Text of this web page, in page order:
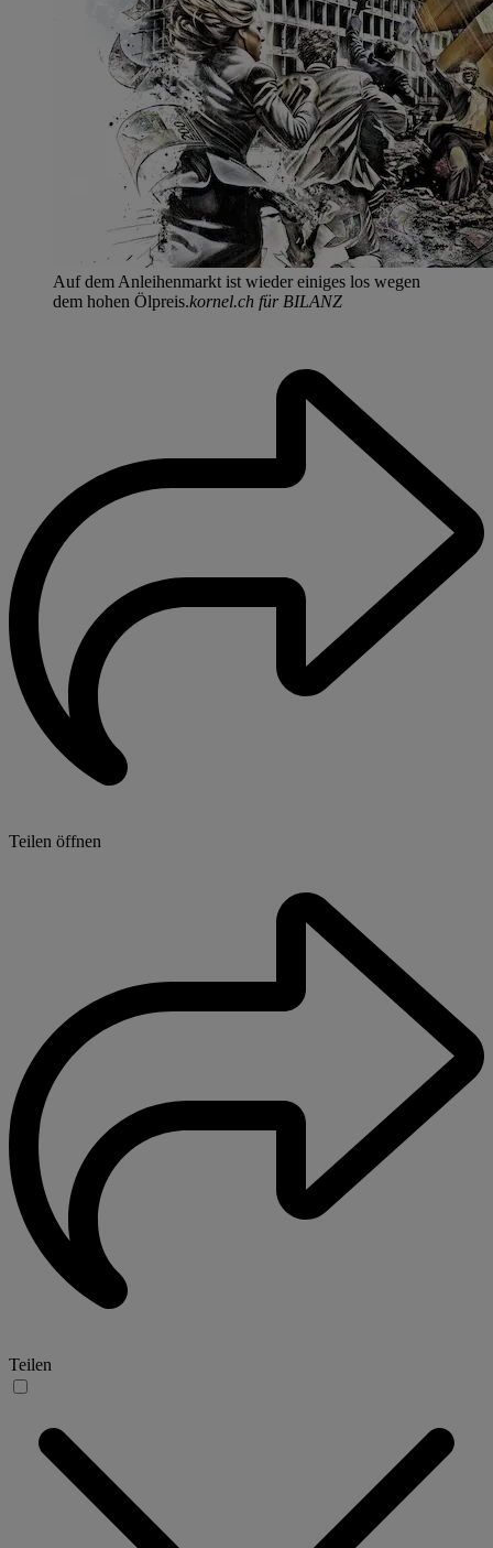
Auf dem Anleihenmarkt ist wieder einiges los wegen
dem hohen Ölpreis.kornel.ch für BILANZ
Teilen öffnen
Teilen